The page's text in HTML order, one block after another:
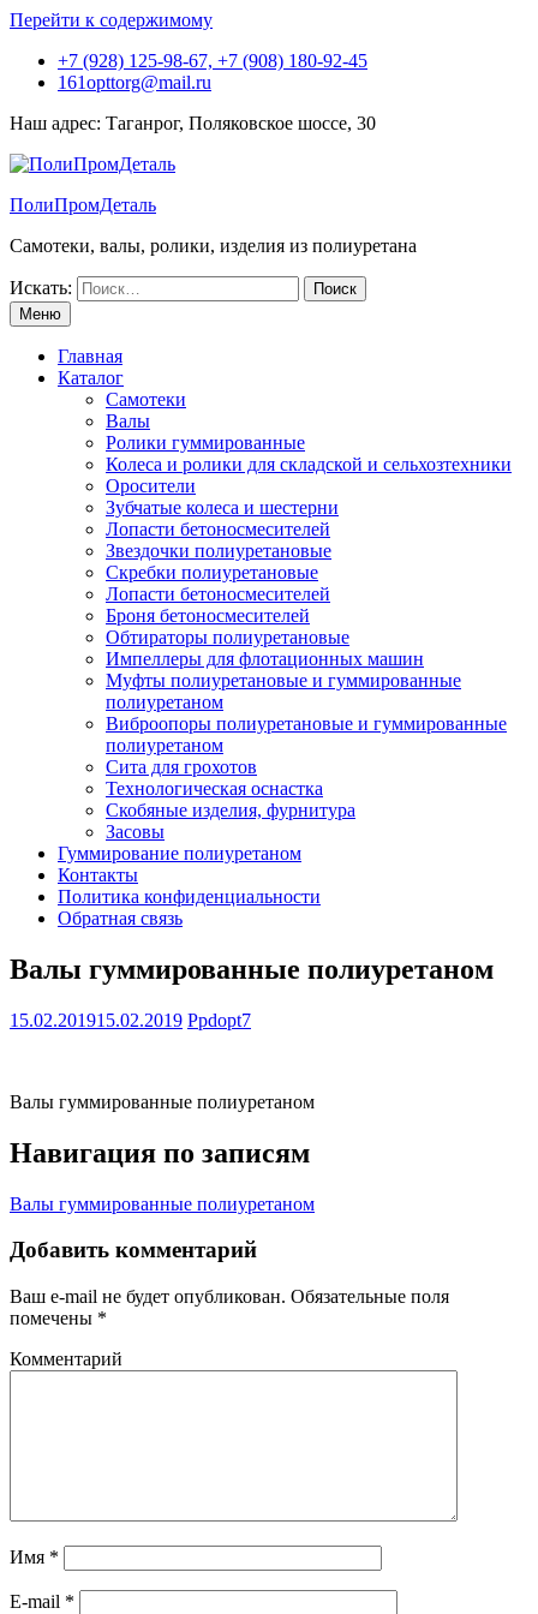
Перейти к содержимому
+7 (928) 125-98-67, +7 (908) 180-92-45
161opttorg@mail.ru
Наш адрес: Таганрог, Поляковское шоссе, 30
ПолиПромДеталь
Самотеки, валы, ролики, изделия из полиуретана
Искать:
Меню
Главная
Каталог
Самотеки
Валы
Ролики гуммированные
Колеса и ролики для складской и сельхозтехники
Оросители
Зубчатые колеса и шестерни
Лопасти бетоносмесителей
Звездочки полиуретановые
Скребки полиуретановые
Лопасти бетоносмесителей
Броня бетоносмесителей
Обтираторы полиуретановые
Импеллеры для флотационных машин
Муфты полиуретановые и гуммированные
полиуретаном
Виброопоры полиуретановые и гуммированные
полиуретаном
Сита для грохотов
Технологическая оснастка
Скобяные изделия, фурнитура
Засовы
Гуммирование полиуретаном
Контакты
Политика конфиденциальности
Обратная связь
Валы гуммированные полиуретаном
15.02.201915.02.2019 Ppdopt7
Валы гуммированные полиуретаном
Навигация по записям
Валы гуммированные полиуретаном
Добавить комментарий
Ваш e-mail не будет опубликован. Обязательные поля
помечены *
Комментарий
Имя *
E-mail *